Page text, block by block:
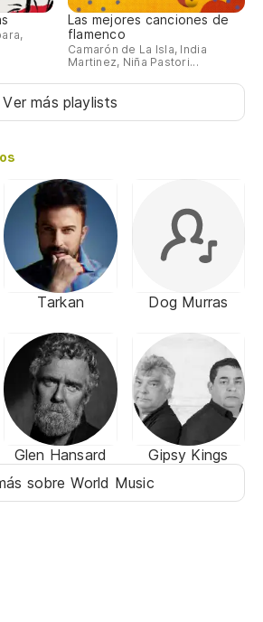
Las mejores canciones de
flamenco
Camarón de La Isla, India
Martinez, Niña Pastori...
Ver más playlists
Tarkan Dog Murras
Glen Hansard
Gipsy Kings
sobre World Music